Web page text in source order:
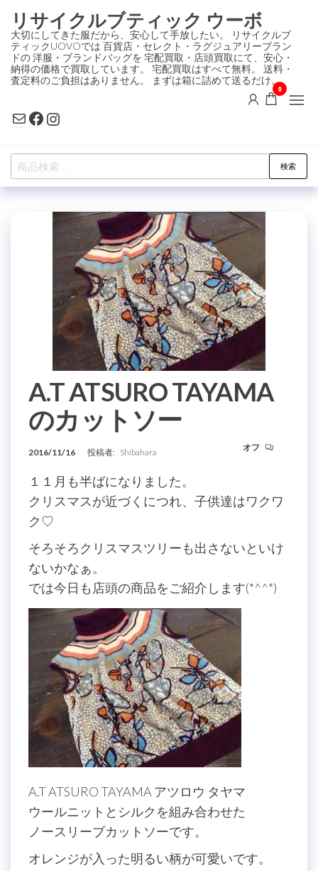
ン
テ
ン
ツ
プ
リサイクルブティック ウーボ
大切にしてきた服だから、安心して手放したい。 リサイクルブ
ティックUOVOでは 百貨店・セレクト・ラグジュアリーブラン
ドの 洋服・ブランドバッグを 宅配買取・店頭買取にて、安心・
納得の価格で買取しています。 宅配買取はすべて無料。 送料・
査定料のご負担はありません。 まずは箱に詰めて送るだけ。
MailFacebook
Instagram
0
検
索
検索
A.T ATSURO TAYAMA
のカットソー
2016/11/16 投稿者: Shibahara オフ
１１月も半ばになりました。
クリスマスが近づくにつれ、子供達はワクワ
ク♡
そろそろクリスマスツリーも出さないといけ
ないかなぁ。
では今日も店頭の商品をご紹介します(*^^*)
A.T ATSURO TAYAMA アツロウ タヤマ
ウールニットとシルクを組み合わせた
ノースリーブカットソーです。
オレンジが入った明るい柄が可愛いです。